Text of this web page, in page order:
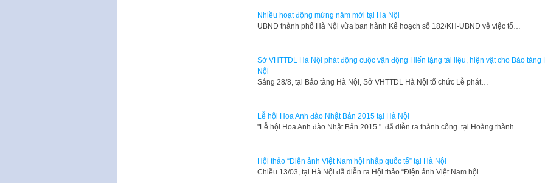
Nhiều hoạt động mừng năm mới tại Hà Nội
​UBND thành phố Hà Nội vừa ban hành Kế hoạch số 182/KH-UBND về việc tổ…
Sở VHTTDL Hà Nội phát động cuộc vận động Hiến tặng tài liệu, hiện vật cho Bảo tàng
Nội
​Sáng 28/8, tại Bảo tàng Hà Nội, Sở VHTTDL Hà Nội tổ chức Lễ phát…
Lễ hội Hoa Anh đào Nhật Bản 2015 tại Hà Nội
​"Lễ hội Hoa Anh đào Nhật Bản 2015 " đã diễn ra thành công tại Hoàng thành…
Hội thảo “Điện ảnh Việt Nam hội nhập quốc tế” tại Hà Nội
Chiều 13/03, tại Hà Nội đã diễn ra Hội thảo “Điện ảnh Việt Nam hội…